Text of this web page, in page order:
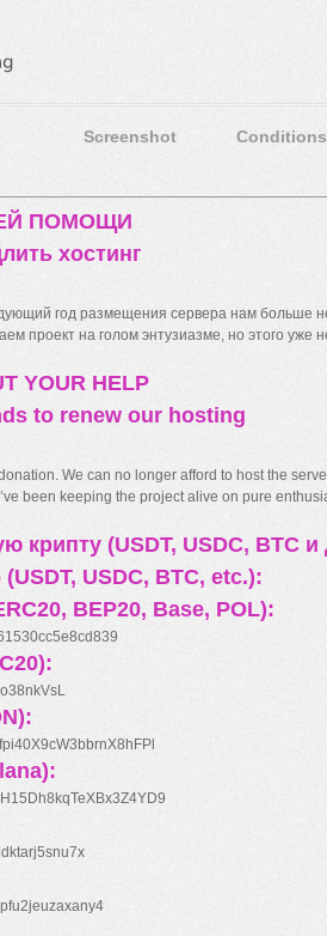
Screenshot Conditions
ПОМОЩИ
хостинг
год размещения сервера нам больше
проект на голом энтузиазме, но этого уже
YOUR HELP
to renew our hosting
We can no longer afford to host the
been keeping the project alive on pure
(USDT, USDC, BTC и
USDC, BTC, etc.):
BEP20, Base, POL):